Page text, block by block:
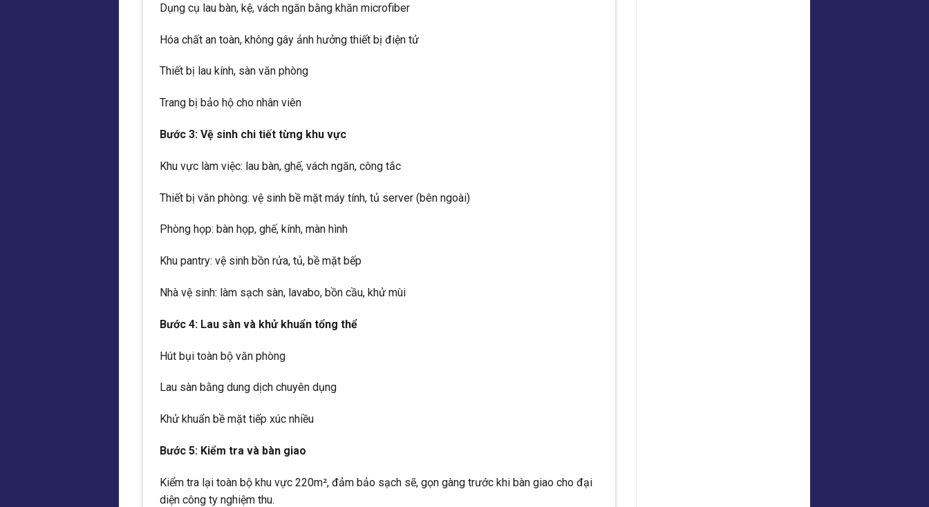
Dụng cụ lau bàn, kệ, vách ngăn bằng khăn microfiber
Hóa chất an toàn, không gây ảnh hưởng thiết bị điện tử
Thiết bị lau kính, sàn văn phòng
Trang bị bảo hộ cho nhân viên
Bước 3: Vệ sinh chi tiết từng khu vực
Khu vực làm việc: lau bàn, ghế, vách ngăn, công tắc
Thiết bị văn phòng: vệ sinh bề mặt máy tính, tủ server (bên ngoài)
Phòng họp: bàn họp, ghế, kính, màn hình
Khu pantry: vệ sinh bồn rửa, tủ, bề mặt bếp
Nhà vệ sinh: làm sạch sàn, lavabo, bồn cầu, khử mùi
Bước 4: Lau sàn và khử khuẩn tổng thể
Hút bụi toàn bộ văn phòng
Lau sàn bằng dung dịch chuyên dụng
Khử khuẩn bề mặt tiếp xúc nhiều
Bước 5: Kiểm tra và bàn giao
Kiểm tra lại toàn bộ khu vực 220m², đảm bảo sạch sẽ, gọn gàng trước khi bàn giao cho đại
diện công ty nghiệm thu.